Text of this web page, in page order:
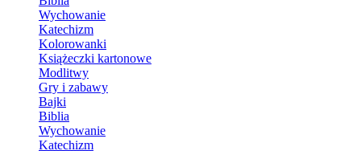
Wychowanie
Katechizm
Kolorowanki
Książeczki kartonowe
Modlitwy
Gry i zabawy
Bajki
Biblia
Wychowanie
Katechizm